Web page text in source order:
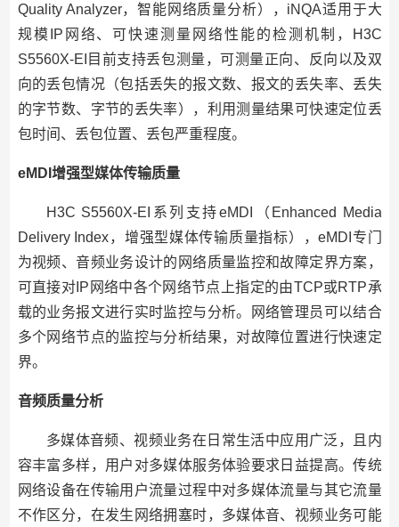
Quality Analyzer，智能网络质量分析），iNQA适用于大
规模IP网络、可快速测量网络性能的检测机制，H3C
S5560X-EI目前支持丢包测量，可测量正向、反向以及双
向的丢包情况（包括丢失的报文数、报文的丢失率、丢失
的字节数、字节的丢失率），利用测量结果可快速定位丢
包时间、丢包位置、丢包严重程度。
eMDI增强型媒体传输质量
H3C S5560X-EI系列支持eMDI（Enhanced Media
Delivery Index，增强型媒体传输质量指标），eMDI专门
为视频、音频业务设计的网络质量监控和故障定界方案，
可直接对IP网络中各个网络节点上指定的由TCP或RTP承
载的业务报文进行实时监控与分析。网络管理员可以结合
多个网络节点的监控与分析结果，对故障位置进行快速定
界。
音频质量分析
多媒体音频、视频业务在日常生活中应用广泛，且内
容丰富多样，用户对多媒体服务体验要求日益提高。传统
网络设备在传输用户流量过程中对多媒体流量与其它流量
不作区分，在发生网络拥塞时，多媒体音、视频业务可能